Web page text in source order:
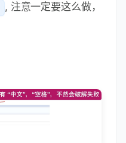
, 注意一定要这么做，